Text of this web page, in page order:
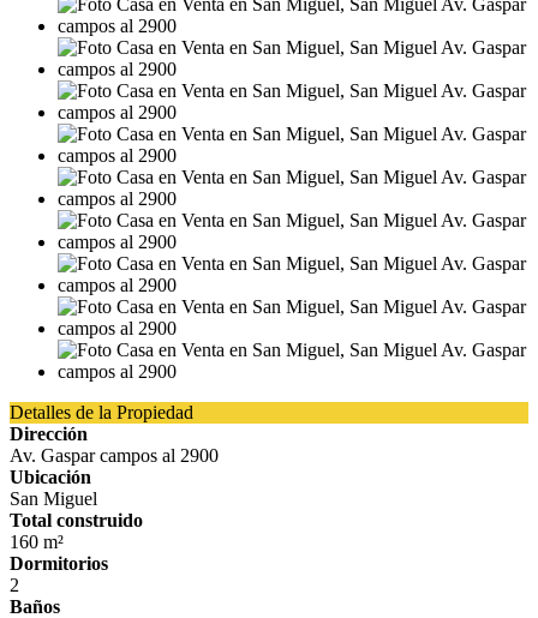
Detalles de la Propiedad
Dirección
Av. Gaspar campos al 2900
Ubicación
San Miguel
Total construido
160 m²
Dormitorios
2
Baños